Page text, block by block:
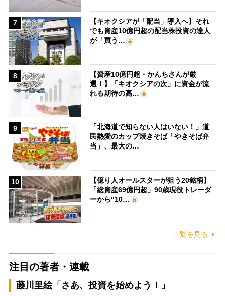
7
【キオクシアが「配当」導入へ】それ
でも資産10億円超の配当株投資の達人
が「買う…
8
【資産10億円超・かんちさんが厳
選！】「キオクシアの次」に資金が流
れる期待の高…
9
「北海道で知らない人はいない！」道
民熱愛のカップ焼きそば「やきそば弁
当」、最大の…
10
【億り人オールスターが狙う20銘柄】
「総資産69億円超」90歳現役トレーダ
ーから“10…
一覧を見る
注目の著者・連載
藤川里絵「さあ、投資を始めよう！」